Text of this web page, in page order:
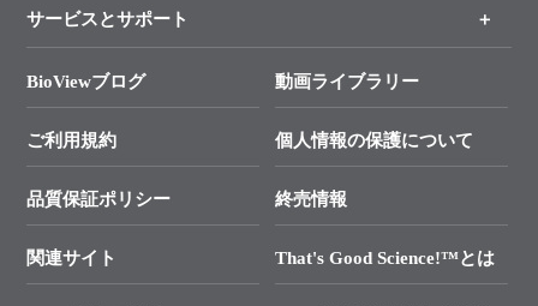
タカラバイオ各種会員募集のお知らせ
終売製品のお知らせ
価格改定のご案内
技術セミナーのご案内
タカラバイオ発表文献
リアルタイムPCR実験のススメ
幹細胞・再生医療研究ガイド
クローニング実験ガイド
SMARTer NGSポータルサイト
プライマー設計
サービスとサポート
総合お問い合わせ
├ 実験コンシェルジュ
├ 受託サービスお問い合わせ
BioViewブログ 動画ライブラリー
ご利用規約 個人情報の保護について
品質保証ポリシー 終売情報
関連サイト That's Good Science!™とは